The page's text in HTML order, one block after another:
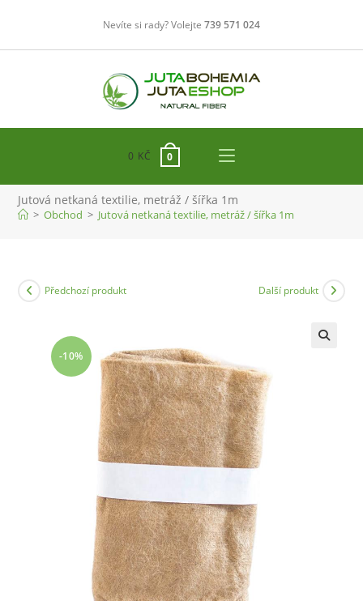
obsahu
Nevíte si rady? Volejte 739 571 024
0 KČ 0
Jutová netkaná textilie, metráž / šířka 1m
> Obchod > Jutová netkaná textilie, metráž / šířka 1m
-10%
Předchozí produkt Další produkt